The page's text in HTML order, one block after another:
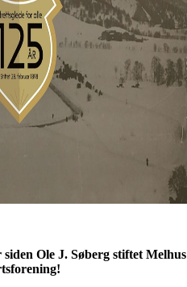
Ole J. Søberg stiftet Melhus